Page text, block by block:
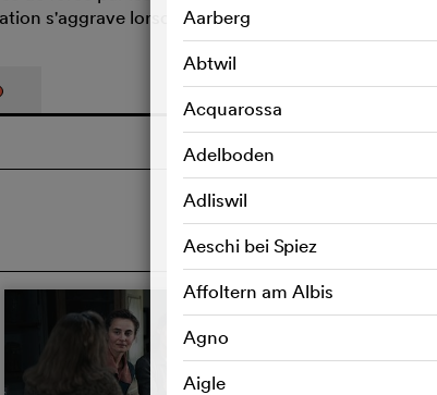
s'aggrave lorsque, à l'été 1944, l'attentat de
Aarberg
Abtwil
Acquarossa
Adelboden
Adliswil
Aeschi bei Spiez
Affoltern am Albis
Agno
Aigle